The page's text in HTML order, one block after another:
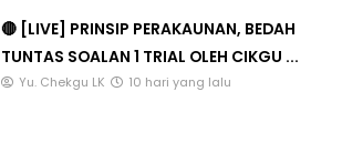
🔴 [LIVE] PRINSIP PERAKAUNAN, BEDAH
TUNTAS SOALAN 1 TRIAL OLEH CIKGU ...
Yu. Chekgu LK 10 hari yang lalu